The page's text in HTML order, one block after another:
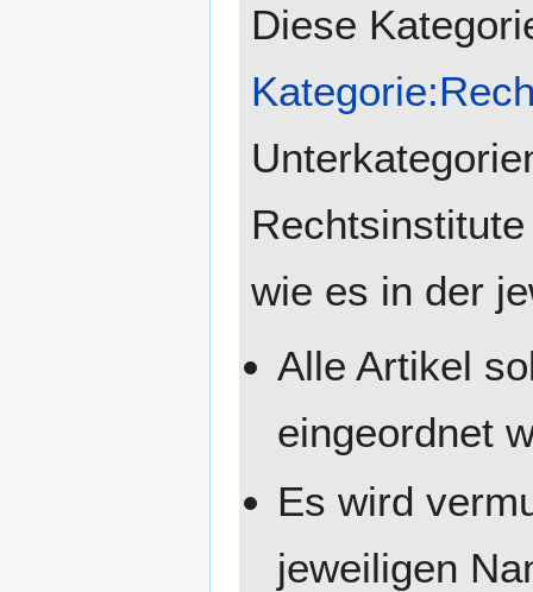
Diese
wie es in der
Alle Artikel
eingeordnet
Es wird
jeweiligen